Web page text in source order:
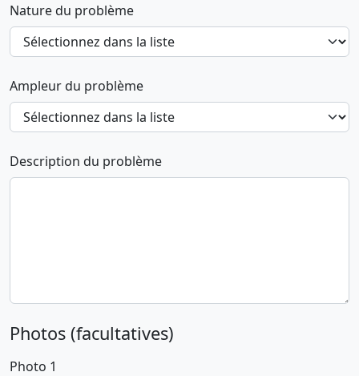
Nature du problème
Ampleur du problème
Description du problème
Photos (facultatives)
Photo 1